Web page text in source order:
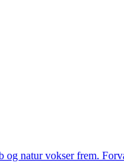
natur vokser frem.